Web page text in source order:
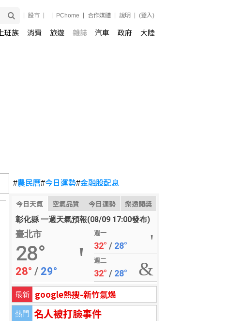
股市 PChome 合作媒體 說明 (登入)
上班族 消費 旅遊 雜誌 汽車 政府 大陸
#農民曆#今日運勢#金融股配息
今日天氣 空氣品質 今日運勢 樂透開獎
彰化縣 一週天氣預報(08/09 17:00發布)
臺北市
28°
28° / 29°
週一
32° / 28°
週二
32° / 28°
最新 google熱搜-新竹氣爆
熱門 名人被打臉事件